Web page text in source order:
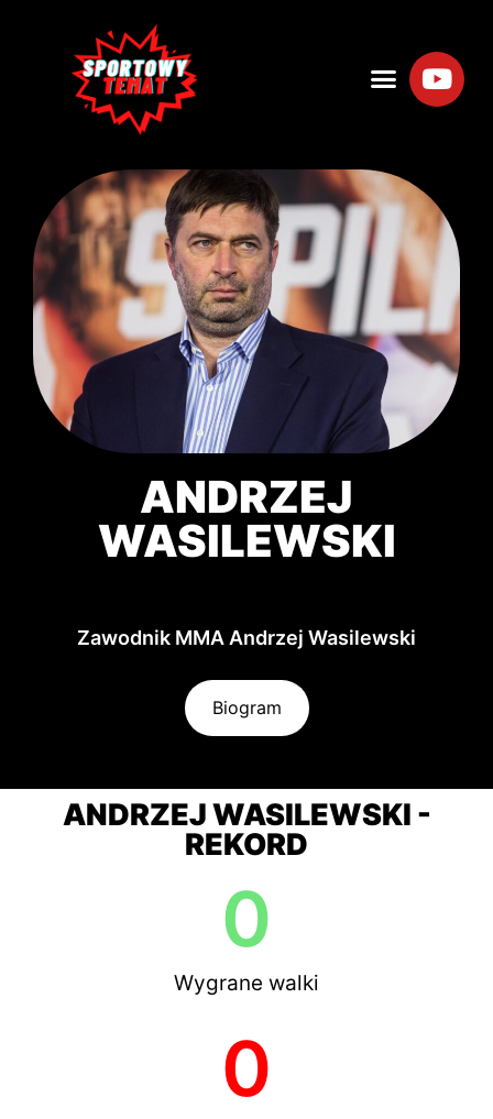
ANDRZEJ
WASILEWSKI
Zawodnik MMA Andrzej Wasilewski
Biogram
ANDRZEJ WASILEWSKI -
REKORD
Wygrane walki
0
0